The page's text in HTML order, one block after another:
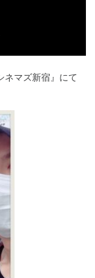
ネマズ新宿』にて